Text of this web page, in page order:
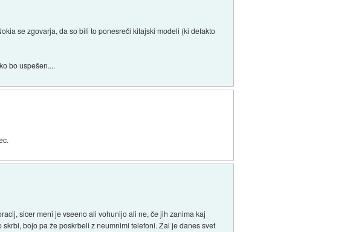
se zgovarja, da so bili to ponesreči kitajski modeli (ki defakto
bo uspešen....
sicer meni je vseeno ali vohunijo ali ne, če jih zanima kaj
bojo pa že poskrbeli z neumnimi telefoni. Žal je danes svet